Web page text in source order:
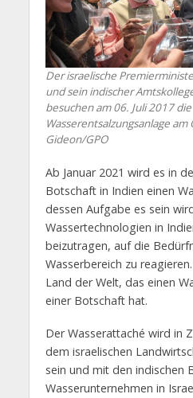
Der israelische
und sein indischer
besuchen am 06. Juli 2017 die
Wasserentsalzungsanlage am
Gideon/GPO
Ab Januar 2021 wird es in
Botschaft in Indien einen
dessen Aufgabe es sein
Wassertechnologien in
beizutragen, auf die
Wasserbereich zu
Land der Welt, das einen
einer Botschaft hat.
Der Wasserattaché wird in
dem israelischen
sein und mit den indischen
Wasserunternehmen in